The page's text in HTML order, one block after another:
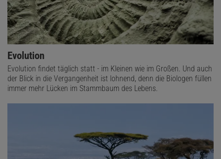
Evolution
Evolution findet täglich statt - im Kleinen wie im Großen. Und auch
der Blick in die Vergangenheit ist lohnend, denn die Biologen füllen
immer mehr Lücken im Stammbaum des Lebens.